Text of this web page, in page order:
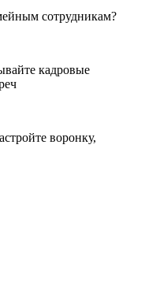
сотрудникам?
кадровые
воронку,